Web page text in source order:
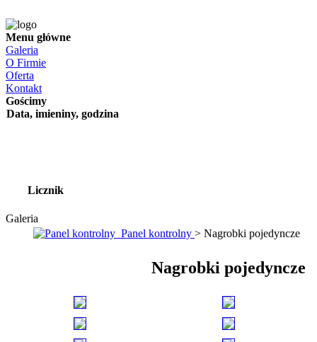
Menu główne
Galeria
O Firmie
Oferta
Kontakt
Gościmy
Data, imieniny, godzina
Licznik
Galeria
Panel kontrolny > Nagrobki pojedyncze
Nagrobki pojedyncze